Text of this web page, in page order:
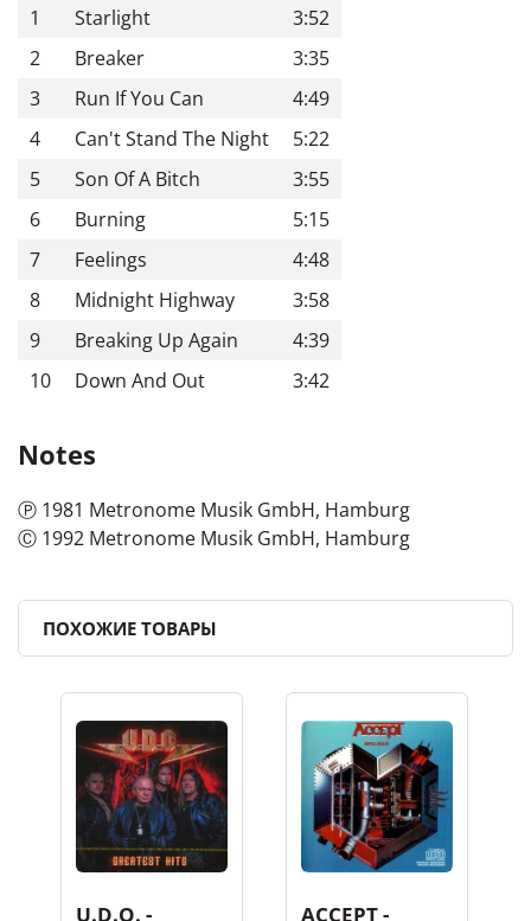
1 Starlight
3:52
2
Breaker
3:35
3
Run If You Can
4:49
4
Can't Stand The Night
5:22
5
Son Of A Bitch
3:55
6
Burning
5:15
7
Feelings
4:48
8
Midnight Highway
3:58
9
Breaking Up Again
4:39
10
Down And Out 3:42
Notes
Ⓟ 1981 Metronome Musik GmbH, Hamburg
Ⓒ 1992 Metronome Musik GmbH, Hamburg
ПОХОЖИЕ ТОВАРЫ
U.D.O. - ACCEPT -